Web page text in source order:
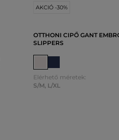
AKCIÓ -30%
OTTHONI CIPŐ GANT
SLIPPERS
Elérhető méretek:
S/M, L/XL